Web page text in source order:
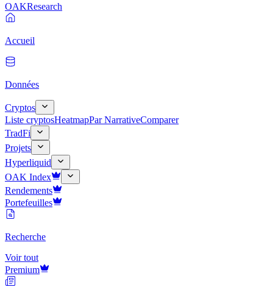
OAKResearch
Accueil
Données
Cryptos
Liste cryptosHeatmapPar NarrativeComparer
TradFi
Projets
Hyperliquid
OAK Index
Rendements
Portefeuilles
Recherche
Voir tout
Premium